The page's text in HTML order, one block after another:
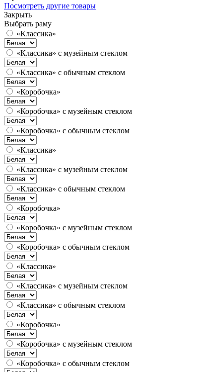
Посмотреть другие товары
Закрыть
Выбрать раму
«Классика»
«Классика» с музейным стеклом
«Классика» с обычным стеклом
«Коробочка»
«Коробочка» с музейным стеклом
«Коробочка» с обычным стеклом
«Классика»
«Классика» с музейным стеклом
«Классика» с обычным стеклом
«Коробочка»
«Коробочка» с музейным стеклом
«Коробочка» с обычным стеклом
«Классика»
«Классика» с музейным стеклом
«Классика» с обычным стеклом
«Коробочка»
«Коробочка» с музейным стеклом
«Коробочка» с обычным стеклом